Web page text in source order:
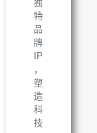
特
品
牌
IP
，
塑
造
科
技